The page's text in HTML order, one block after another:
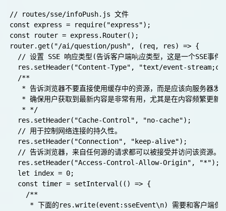
// routes/sse/infoPush.js 文件
const express = require("express");
const router = express.Router();
router.get("/ai/question/push", (req, res) => {
// 设置 SSE 响应类型(告诉客户端响应类型，这是一个SSE事件
res.setHeader("Content-Type", "text/event-
  /**
* 告诉浏览器不要直接使用缓存中的资源，而是应该向服务器发
* 确保用户获取到最新内容是非常有用，尤其是在内容频繁更新
   * */
  res.setHeader("Cache-Control", "no-cache");
  // 用于控制网络连接的持久性。
  res.setHeader("Connection", "keep-alive");
// 告诉浏览器，来自任何源的请求都可以被接受并访问该资源。
  res.setHeader("Access-Control-Allow-Origin", "*");
  let index = 0;
  const timer = setInterval(() => {
    /**
* 下面的res.write(event:sseEvent\n) 需要和客户端保